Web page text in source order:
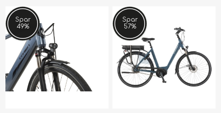
Spar
49%
Spar
57%